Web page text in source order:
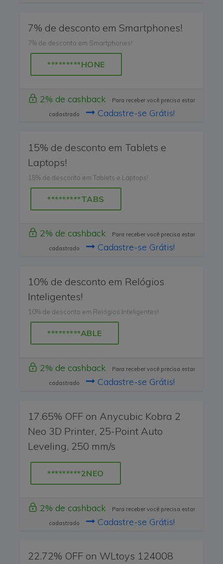
7% de desconto em Smartphones!
7% de desconto em Smartphones!
*********HONE
2% de cashback
Para receber você precisa estar
cadastrado
Cadastre-se Grátis!
15% de desconto em Tablets e
Laptops!
15% de desconto em Tablets e Laptops!
*********TABS
2% de cashback
Para receber você precisa estar
cadastrado
Cadastre-se Grátis!
10% de desconto em Relógios
Inteligentes!
10% de desconto em Relógios Inteligentes!
*********ABLE
2% de cashback
Para receber você precisa estar
cadastrado
Cadastre-se Grátis!
17.65% OFF on Anycubic Kobra 2
Neo 3D Printer, 25-Point Auto
Leveling, 250 mm/s
*********2NEO
2% de cashback
Para receber você precisa estar
cadastrado
Cadastre-se Grátis!
22.72% OFF on WLtoys 124008